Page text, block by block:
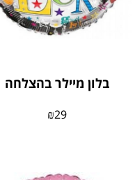
בלון מיילר בהצלחה
₪29